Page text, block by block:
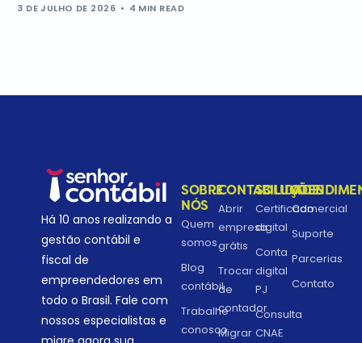
3 DE JULHO DE 2026 4 MIN READ
Há 10 anos realizando a
gestão contábil e
fiscal de
empreendedores em
todo o Brasil. Fale com
nossos especialistas e
SOBRE
NÓS
Quem
somos
Blog
contábil
Trabalhe
conosco
CONTABILIDADE
Abrir
empresa
grátis
Trocar
de
contador
Migrar
SOLUÇÕES
Certificado
digital
Conta
digital
PJ
Consulta
CNAE
Comercial
Suporte
Parcerias
Contato